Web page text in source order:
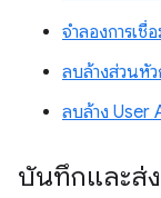
จำลองการเชื่
ลบล้างส่วนหั
ลบล้าง User
บันทึกและส่